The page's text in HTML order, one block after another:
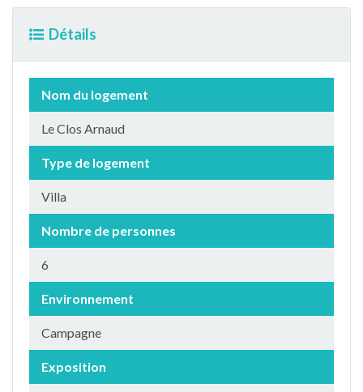
Détails
Nom du logement
Le Clos Arnaud
Type de logement
Villa
Nombre de personnes
6
Environnement
Campagne
Exposition